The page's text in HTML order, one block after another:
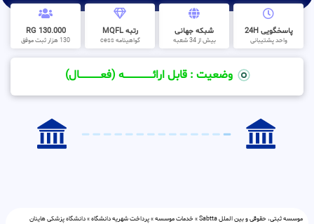
پاسخگویی 24H
واحد پشتیبانی
شبکه جهانی
بیش از 34 شعبه
رتبه MQFL
گواهینامه cess
130.000 RG
130 هزار ثبت موفق
وضعیت : قابل ارائــــــــــــــــــــه (فعـــــــــــــــال)
موسسه ثبتی، حقوقی و بین الملل Sabtta » خدمات موسسه»پرداخت شهریه دانشگاه»دانشگاه پزشکی هاینان